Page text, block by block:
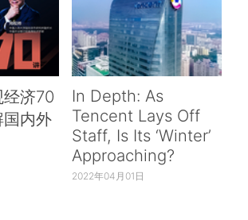
济70
内外
In Depth: As
Tencent Lays Off
Staff, Is Its ‘Winter’
Approaching?
2022年04月01日